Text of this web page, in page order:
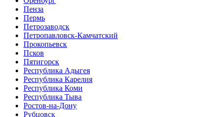
Пенза
Пермь
Петрозаводск
Петропавловск-Камчатский
Прокопьевск
Псков
Пятигорск
Республика Адыгея
Республика Карелия
Республика Коми
Республика Тыва
Ростов-на-Дону
Рубцовск